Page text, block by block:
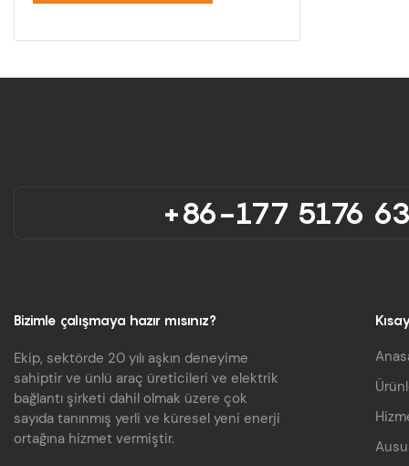
+86-177 5176
Bizimle çalışmaya hazır mısınız?
Ekip, sektörde 20 yılı aşkın deneyime
sahiptir ve ünlü araç üreticileri ve elektrik
bağlantı şirketi dahil olmak üzere çok
sayıda tanınmış yerli ve küresel yeni enerji
ortağına hizmet vermiştir.